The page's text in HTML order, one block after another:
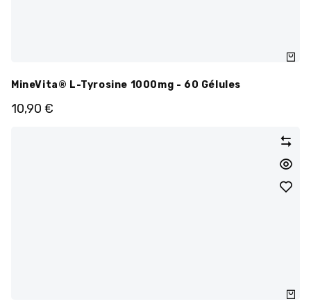
MineVita® L-Tyrosine 1000mg - 60 Gélules
10,90 €